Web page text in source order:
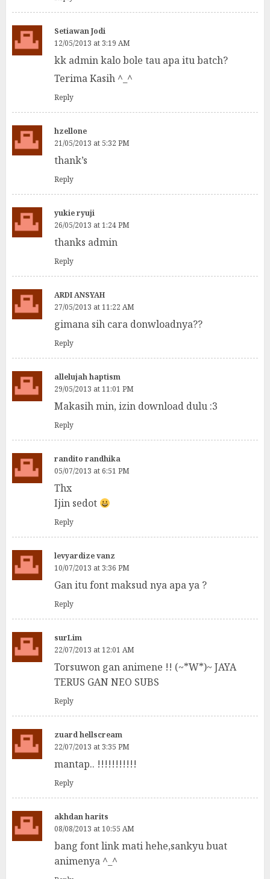
Setiawan Jodi
12/05/2013 at 3:19 AM
kk admin kalo bole tau apa itu batch?
Terima Kasih ^_^
Reply
hzellone
21/05/2013 at 5:32 PM
thank’s
Reply
yukie ryuji
26/05/2013 at 1:24 PM
thanks admin
Reply
ARDI ANSYAH
27/05/2013 at 11:22 AM
gimana sih cara donwloadnya??
Reply
allelujah haptism
29/05/2013 at 11:01 PM
Makasih min, izin download dulu :3
Reply
randito randhika
05/07/2013 at 6:51 PM
Thx
Ijin sedot
Reply
levyardize vanz
10/07/2013 at 3:36 PM
Gan itu font maksud nya apa ya ?
Reply
surLim
22/07/2013 at 12:01 AM
Torsuwon gan animene !! (~*W*)~ JAYA
TERUS GAN NEO SUBS
Reply
zuard hellscream
22/07/2013 at 3:35 PM
mantap.. !!!!!!!!!!!
Reply
akhdan harits
08/08/2013 at 10:55 AM
bang font link mati hehe,sankyu buat
animenya ^_^